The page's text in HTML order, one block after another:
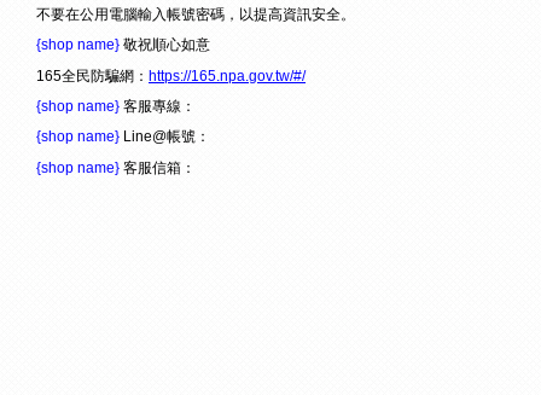
不要在公用電腦輸入帳號密碼，以提高資訊安全。
{shop name} 敬祝順心如意
165全民防騙網： https://165.npa.gov.tw/#/
{shop name} 客服專線：
{shop name} Line@帳號：
{shop name} 客服信箱：